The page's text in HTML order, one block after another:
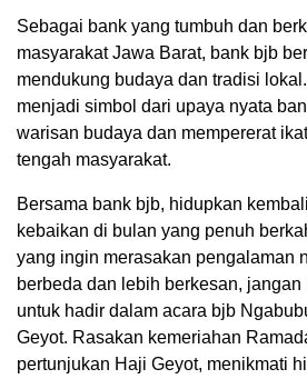
Sebagai bank yang tumbuh dan
masyarakat Jawa Barat, bank bjb
mendukung budaya dan tradisi
menjadi simbol dari upaya nyata
warisan budaya dan mempererat
tengah masyarakat.
Bersama bank bjb, hidupkan
kebaikan di bulan yang penuh
yang ingin merasakan pengalaman
berbeda dan lebih berkesan,
untuk hadir dalam acara bjb
Geyot. Rasakan kemeriahan
pertunjukan Haji Geyot, menikmati